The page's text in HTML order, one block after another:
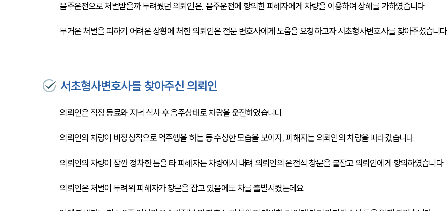
음주운전으로 처벌받을까 두려웠던 의뢰인은, 음주운전에 항의한 피해자에게 차량을 이용하여 상해를 가하였습니다.
무거운 처벌을 피하기 어려운 상황에 처한 의뢰인은 전문 변호사에게 도움을 요청하고자 서초형사변호사를 찾아주셨습니다.
서초형사변호사를 찾아주신 의뢰인
의뢰인은 직장 동료와 저녁 식사 후 음주상태로 차량을 운전하였습니다.
의뢰인의 차량이 비정상적으로 역주행을 하는 등 수상한 모습을 보이자, 피해자는 의뢰인의 차량을 따라갔습니다.
의뢰인의 차량이 잠깐 정차한 틈을 타 피해자는 차량에서 내려 의뢰인의 운전석 창문을 붙잡고 의뢰인에게 항의하였습니다.
의뢰인은 처벌이 두려워 피해자가 창문을 잡고 있음에도 차를 출발시켰는데요.